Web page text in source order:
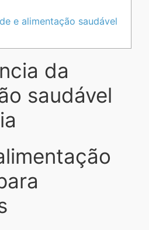
e alimentação saudável
da
saudável